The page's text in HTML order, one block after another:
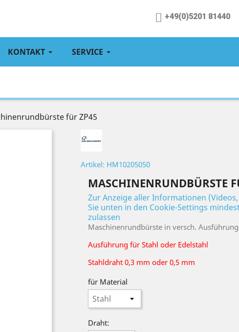
+49(0)5201 81440
KONTAKT SERVICE
für ZP45
Artikel: HM10205050
MASCHINENRUNDBÜRSTE
Zur Anzeige aller Informationen
Sie unten in den Cookie-Settings
zulassen
Maschinenrundbürste in versch.
Ausführung für Stahl oder Edelstahl
Stahldraht 0,3 mm oder 0,5 mm
für Material
Draht: